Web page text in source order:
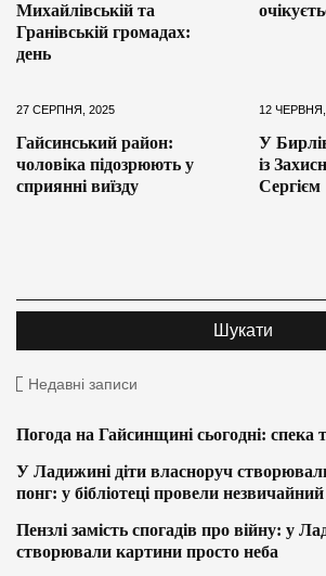
Михайлівській та
Гранівській громадах:
день
27 СЕРПНЯ, 2025
Гайсинський район:
чоловіка підозрюють у
сприянні виїзду
12 ЧЕРВНЯ,
У
із
Сергієм
Недавні записи
Погода на Гайсинщині сьогодні: спека
У Ладижині діти власноруч
понг: у бібліотеці провели
Пензлі замість спогадів про війну: у
створювали картини просто неба